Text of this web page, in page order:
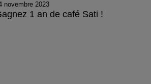
novembre 2023
1 an de café Sati !